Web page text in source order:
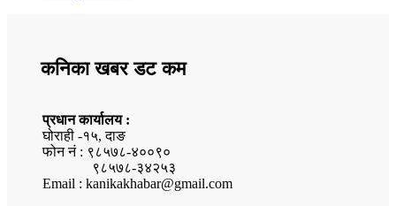
कनिका खबर डट कम
प्रधान कार्यालय :
घोराही -१५, दाङ
फोन नं : ९८५७८-४००९०
९८५७८-३४२५३
Email : kanikakhabar@gmail.com